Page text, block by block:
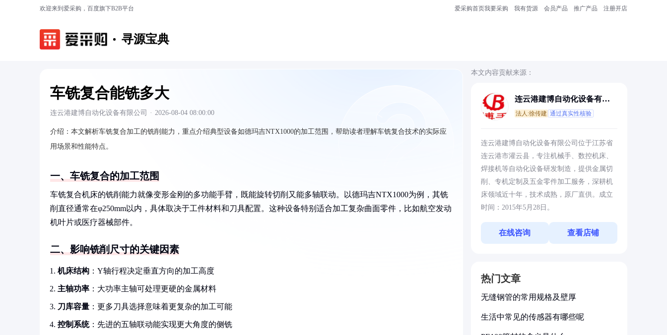
欢迎来到爱采购，百度旗下B2B平台 爱采购首页我要采购 我有货源 会员产品 推广产品 注册开店
寻源宝典
车铣复合能铣多大
连云港建博自动化设备有限公司 · 2026-08-04 08:00:00
介绍： 本文解析车铣复合加工的铣削能力，重点介绍典型设备如德玛吉NTX1000的加工范围，帮助读者理解车铣复合技术的实际应
用场景和性能特点。
一、车铣复合的加工范围
车铣复合机床的铣削能力就像变形金刚的多功能手臂，既能旋转切削又能多轴联动。以德玛吉NTX1000为例，其铣
削直径通常在φ250mm以内，具体取决于工件材料和刀具配置。这种设备特别适合加工复杂曲面零件，比如航空发动
机叶片或医疗器械部件。
二、影响铣削尺寸的关键因素
机床结构 ：Y轴行程决定垂直方向的加工高度
主轴功率 ：大功率主轴可处理更硬的金属材料
刀库容量 ：更多刀具选择意味着更复杂的加工可能
控制系统：先进的五轴联动能实现更大角度的侧铣
本文内容贡献来源：
连云港建博自动化设备有限
法人:徐传建 通过真实性核验
连云港建博自动化设备有限公司位于江苏省
连云港市灌云县，专注机械手、数控机床、
焊接机等自动化设备研发制造，提供金属切
削、专机定制及五金零件加工服务，深耕机
床领域近十年，技术成熟，原厂直供。成立
时间：2015年5月28日。
在线咨询 查看店铺
热门文章
无缝钢管的常用规格及壁厚
生活中常见的传感器有哪些呢